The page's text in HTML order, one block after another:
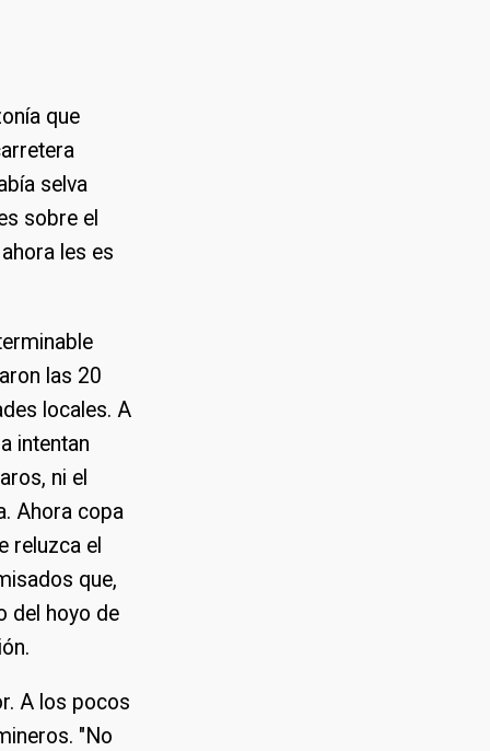
que
selva
sobre el
les es
las 20
locales. A
intentan
ni el
Ahora copa
reluzca el
que,
del hoyo de
A los pocos
"No